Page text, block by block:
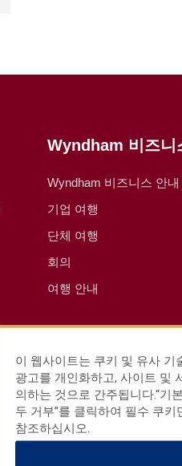
Wyndham 비즈니
Wyndham 비즈니스 안내
기업 여행
단체 여행
회의
여행 안내
이 웹사이트는 쿠키 및 유사
광고를 개인화하고, 사이트 및
의하는 것으로 간주됩니다.“기
두 거부”를 클릭하여 필수 쿠
참조하십시오.